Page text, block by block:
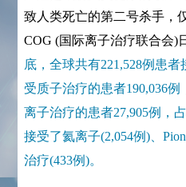
致人类死亡的第二号杀手，
COG (国际离子治疗联合会)
底，全球共有221,528例患
受质子治疗的患者190,036
离子治疗的患者27,905例，
接受了氦离子(2,054例)、
治疗(433例)。